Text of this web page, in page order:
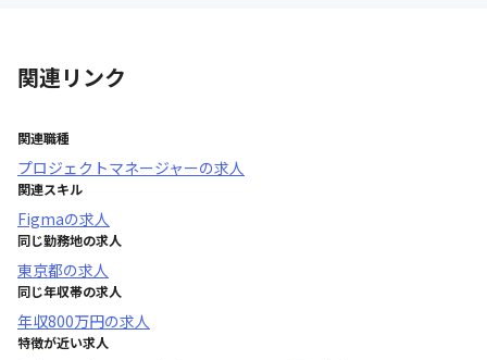
関連リンク
関連職種
プロジェクトマネージャーの求人
関連スキル
Figmaの求人
同じ勤務地の求人
東京都の求人
同じ年収帯の求人
年収800万円の求人
特徴が近い求人